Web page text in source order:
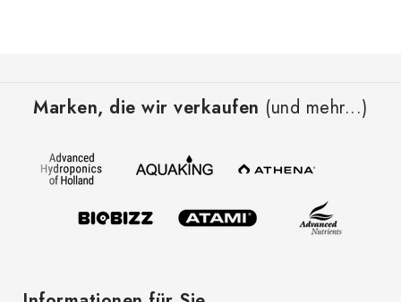
Marken, die wir verkaufen (und mehr...)